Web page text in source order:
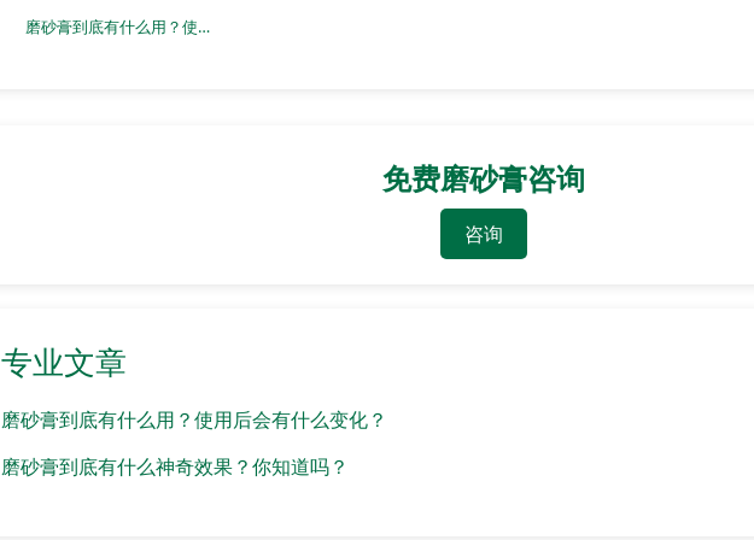
磨砂膏到底有什么用？使用后会有什么变化？
免费磨砂膏咨询
咨询
专业文章
磨砂膏到底有什么用？使用后会有什么变化？
磨砂膏到底有什么神奇效果？你知道吗？